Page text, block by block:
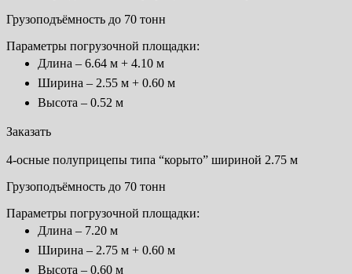
Грузоподъёмность до 70 тонн
Параметры погрузочной площадки:
Длина – 6.64 м + 4.10 м
Ширина – 2.55 м + 0.60 м
Высота – 0.52 м
Заказать
4-осные полуприцепы типа “корыто” шириной 2.75 м
Грузоподъёмность до 70 тонн
Параметры погрузочной площадки:
Длина – 7.20 м
Ширина – 2.75 м + 0.60 м
Высота – 0.60 м